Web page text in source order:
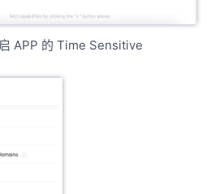
APP 的 Time Sensitive